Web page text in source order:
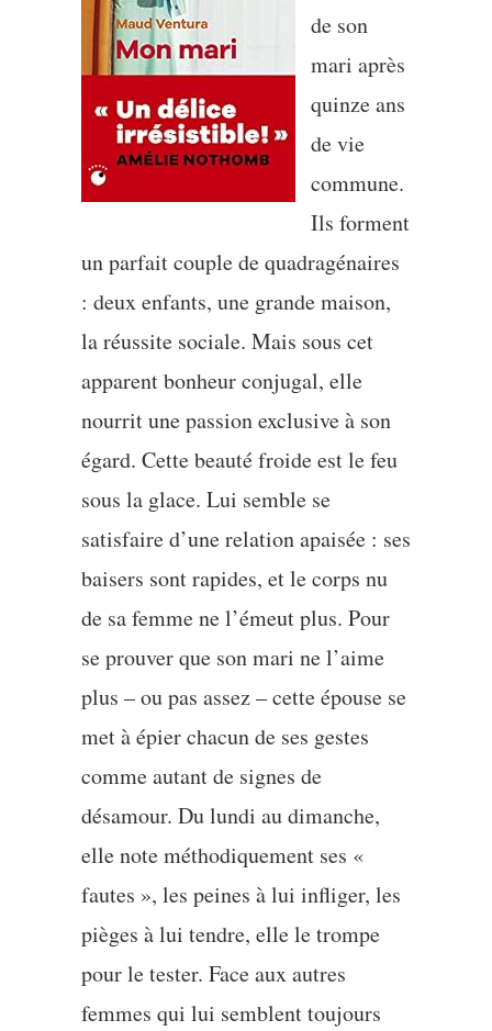
de son
mari après
quinze ans
de vie
commune.
Ils forment
un parfait couple de quadragénaires
: deux enfants, une grande maison,
la réussite sociale. Mais sous cet
apparent bonheur conjugal, elle
nourrit une passion exclusive à son
égard. Cette beauté froide est le feu
sous la glace. Lui semble se
satisfaire d’une relation apaisée : ses
baisers sont rapides, et le corps nu
de sa femme ne l’émeut plus. Pour
se prouver que son mari ne l’aime
plus – ou pas assez – cette épouse se
met à épier chacun de ses gestes
comme autant de signes de
désamour. Du lundi au dimanche,
elle note méthodiquement ses «
fautes », les peines à lui infliger, les
pièges à lui tendre, elle le trompe
pour le tester. Face aux autres
femmes qui lui semblent toujours